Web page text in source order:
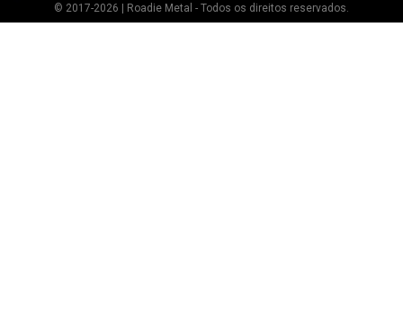
© 2017-2026 | Roadie Metal - Todos os direitos reservados.